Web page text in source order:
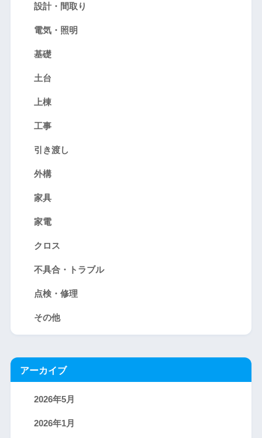
設計・間取り
電気・照明
基礎
土台
上棟
工事
引き渡し
外構
家具
家電
クロス
不具合・トラブル
点検・修理
その他
アーカイブ
2026年5月
2026年1月